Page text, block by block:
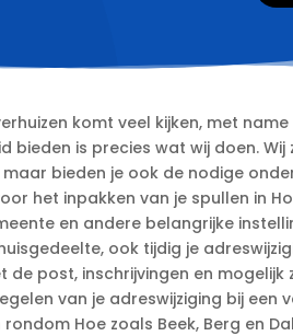
komt veel kijken, met
bieden is precies wat wij doen.​ Wij
bieden je ook de nodige
het inpakken van je spullen in
en andere belangrijke
ook tijdig je
post, inschrijvingen en mogelijk
van je adreswijziging bij een
Hoe zoals Beek, Berg en